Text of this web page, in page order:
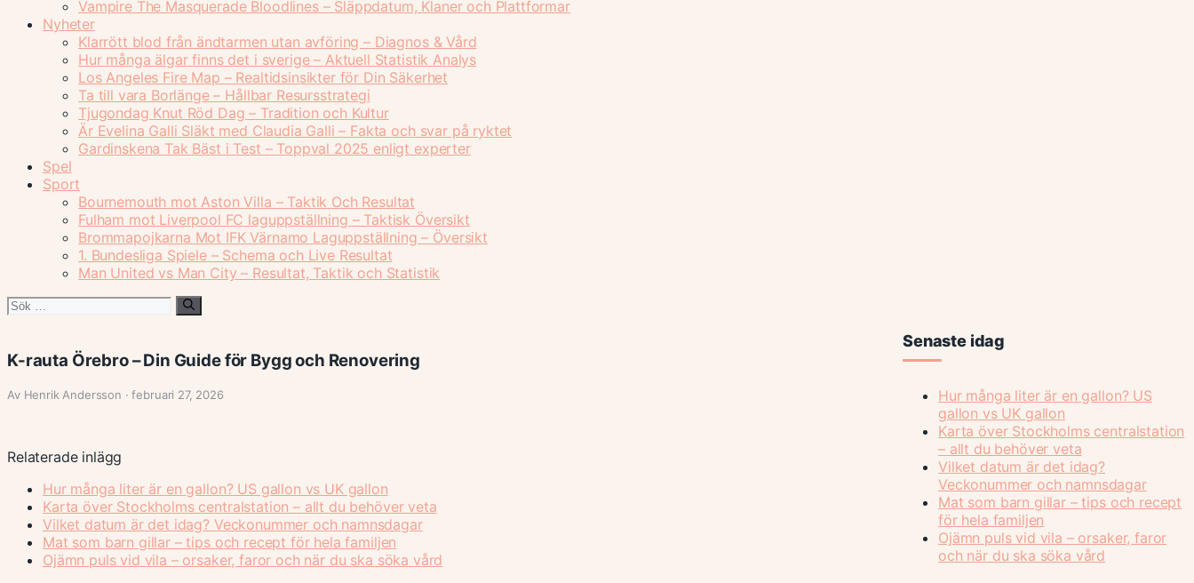
Vampire The Masquerade Bloodlines – Släppdatum, Klaner och Plattformar
Nyheter
Klarrött blod från ändtarmen utan avföring – Diagnos & Vård
Hur många älgar finns det i sverige – Aktuell Statistik Analys
Los Angeles Fire Map – Realtidsinsikter för Din Säkerhet
Ta till vara Borlänge – Hållbar Resursstrategi
Tjugondag Knut Röd Dag – Tradition och Kultur
Är Evelina Galli Släkt med Claudia Galli – Fakta och svar på ryktet
Gardinskena Tak Bäst i Test – Toppval 2025 enligt experter
Spel
Sport
Bournemouth mot Aston Villa – Taktik Och Resultat
Fulham mot Liverpool FC laguppställning – Taktisk Översikt
Brommapojkarna Mot IFK Värnamo Laguppställning – Översikt
1. Bundesliga Spiele – Schema och Live Resultat
Man United vs Man City – Resultat, Taktik och Statistik
Sök
K-rauta Örebro – Din Guide för Bygg och Renovering
Av Henrik Andersson · februari 27, 2026
Relaterade inlägg
Hur många liter är en gallon? US gallon vs UK gallon
Karta över Stockholms centralstation – allt du behöver veta
Vilket datum är det idag? Veckonummer och namnsdagar
Mat som barn gillar – tips och recept för hela familjen
Ojämn puls vid vila – orsaker, faror och när du ska söka vård
Senaste idag
Hur många liter är en gallon? US
gallon vs UK gallon
Karta över Stockholms centralstation
– allt du behöver veta
Vilket datum är det idag?
Veckonummer och namnsdagar
Mat som barn gillar – tips och recept
för hela familjen
Ojämn puls vid vila – orsaker, faror
och när du ska söka vård